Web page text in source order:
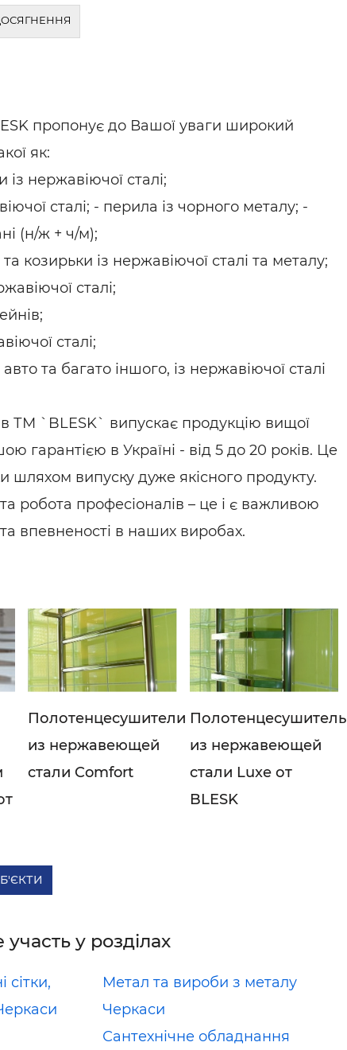
пропонує до Вашої уваги широкий
як:
нержавіючої сталі;
сталі; - перила із чорного металу; -
(н/ж + ч/м);
козирьки із нержавіючої сталі та металу;
сталі;
сталі;
та багато іншого, із нержавіючої сталі
ТМ `BLESK` випускає продукцію вищої
гарантією в Україні - від 5 до 20 років. Це
шляхом випуску дуже якісного продукту.
робота професіоналів – це і є важливою
впевненості в наших виробах.
Полотенцесушители
из нержавеющей
стали Comfort
Полотенцесушитель
из нержавеющей
стали Luxe от
BLESK
у розділах
сітки,
Метал та вироби з металу
Черкаси
Сантехнічне обладнання